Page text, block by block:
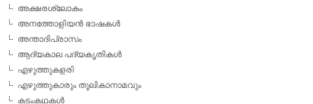
അക്ഷരശ്ലോകം
അനത്തോളിയന്‍ ഭാഷകള്‍
അന്താദിപ്രാസം
ആദ്യകാല പദ്യകൃതികള്‍
എഴുത്തുകളരി
എഴുത്തുകാരും തൂലികാനാമവും
കടംകഥകള്‍